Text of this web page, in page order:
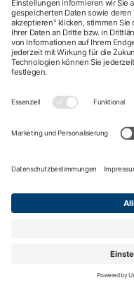
ICD-
Medizinische